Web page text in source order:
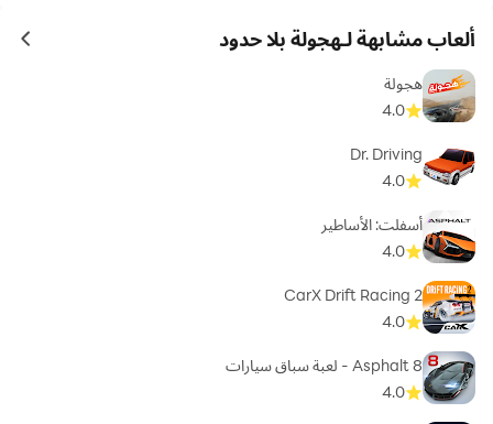
ألعاب مشابهة لـهجولة بلا حدود
هجولة
4.0
Dr. Driving
4.0
أسفلت: الأساطير
4.0
CarX Drift Racing 2
4.0
Asphalt 8 - لعبة سباق سيارات
4.0